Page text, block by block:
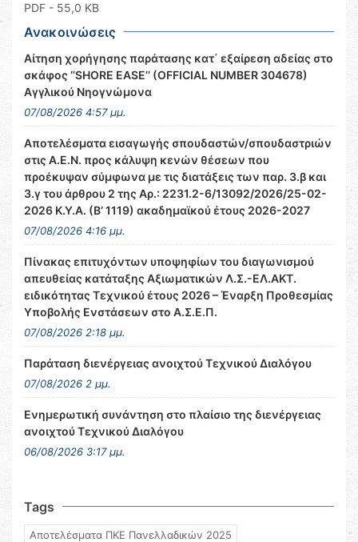
PDF - 55,0 KB
Ανακοινώσεις
Αίτηση χορήγησης παράτασης κατ΄ εξαίρεση αδείας στο
σκάφος ‘’SHORE EASE’’ (OFFICIAL NUMBER 304678)
Αγγλικού Νηογνώμονα
07/08/2026 4:57 μμ.
Αποτελέσματα εισαγωγής σπουδαστών/σπουδαστριών
στις Α.Ε.Ν. προς κάλυψη κενών θέσεων που
προέκυψαν σύμφωνα με τις διατάξεις των παρ. 3.β και
3.γ του άρθρου 2 της Αρ.: 2231.2-6/13092/2026/25-02-
2026 Κ.Υ.Α. (Β’ 1119) ακαδημαϊκού έτους 2026-2027
07/08/2026 4:16 μμ.
Πίνακας επιτυχόντων υποψηφίων του διαγωνισμού
απευθείας κατάταξης Αξιωματικών Λ.Σ.-ΕΛ.ΑΚΤ.
ειδικότητας Τεχνικού έτους 2026 – Έναρξη Προθεσμίας
Υποβολής Ενστάσεων στο Α.Σ.Ε.Π.
07/08/2026 2:18 μμ.
Παράταση διενέργειας ανοιχτού Τεχνικού Διαλόγου
07/08/2026 2 μμ.
Ενημερωτική συνάντηση στο πλαίσιο της διενέργειας
ανοιχτού Τεχνικού Διαλόγου
06/08/2026 3:17 μμ.
Tags
Αποτελέσματα ΠΚΕ Πανελλαδικών 2025